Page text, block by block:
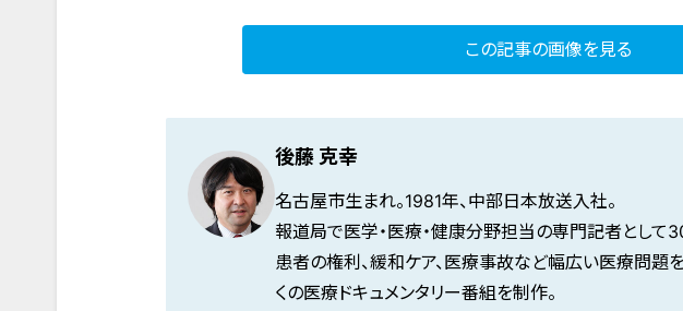
この記事の画像を見る
後藤 克幸
名古屋市生まれ。1981年、中部日本放送入社。
報道局で医学・医療・健康分野担当の専門記者として
患者の権利、緩和ケア、医療事故など幅広い医療問題
くの医療ドキュメンタリー番組を制作。